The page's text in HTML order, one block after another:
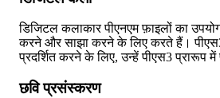
डिजिटल कलाकार पीएनएम फ़ाइलों का
करने और साझा करने के लिए करते हैं।
प्रदर्शित करने के लिए, उन्हें पीएस3 प्रारूप
छवि प्रसंस्करण